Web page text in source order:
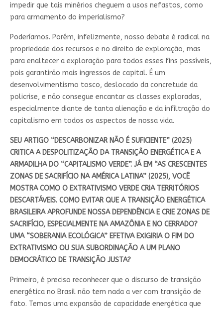
impedir que tais minérios cheguem a usos nefastos, como
para armamento do imperialismo?
Poderíamos. Porém, infelizmente, nosso debate é radical na
propriedade dos recursos e no direito de exploração, mas
para enaltecer a exploração para todos esses fins possíveis,
pois garantirão mais ingressos de capital. É um
desenvolvimentismo tosco, deslocado da concretude da
policrise, e não consegue encantar as classes exploradas,
especialmente diante de tanta alienação e da infiltração do
capitalismo em todos os aspectos de nossa vida.
SEU ARTIGO “DESCARBONIZAR NÃO É SUFICIENTE” (2025)
CRITICA A DESPOLITIZAÇÃO DA TRANSIÇÃO ENERGÉTICA E A
ARMADILHA DO “CAPITALISMO VERDE”. JÁ EM “AS CRESCENTES
ZONAS DE SACRIFÍCIO NA AMÉRICA LATINA” (2025), VOCÊ
MOSTRA COMO O EXTRATIVISMO VERDE CRIA TERRITÓRIOS
DESCARTÁVEIS. COMO EVITAR QUE A TRANSIÇÃO ENERGÉTICA
BRASILEIRA APROFUNDE NOSSA DEPENDÊNCIA E CRIE ZONAS DE
SACRIFÍCIO, ESPECIALMENTE NA AMAZÔNIA E NO CERRADO?
UMA “SOBERANIA ECOLÓGICA” EFETIVA EXIGIRIA O FIM DO
EXTRATIVISMO OU SUA SUBORDINAÇÃO A UM PLANO
DEMOCRÁTICO DE TRANSIÇÃO JUSTA?
Primeiro, é preciso reconhecer que o discurso de transição
energética no Brasil não tem nada a ver com transição de
fato. Temos uma expansão de capacidade energética que